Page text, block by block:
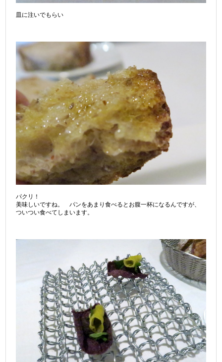
皿に注いでもらい
パクリ！
美味しいですね。 パンをあまり食べるとお腹一杯になるんですが、
ついつい食べてしまいます。